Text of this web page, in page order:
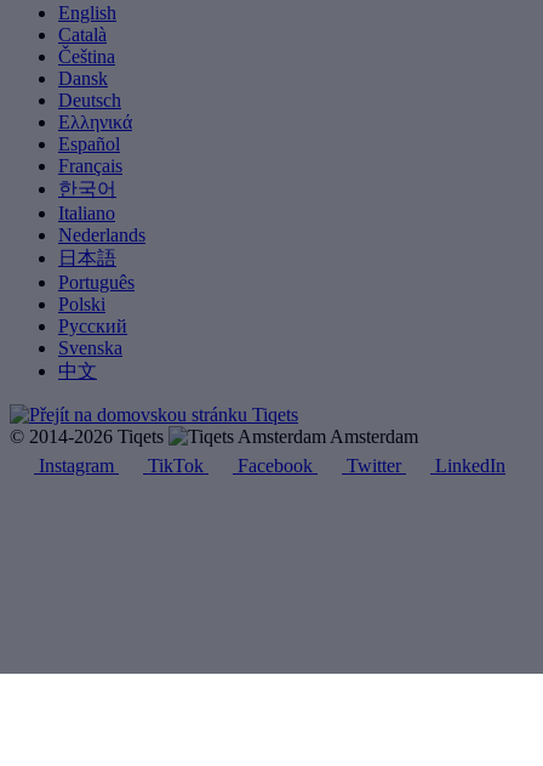
English
Català
Čeština
Dansk
Deutsch
Ελληνικά
Español
Français
한국어
Italiano
Nederlands
日本語
Português
Polski
Русский
Svenska
中文
© 2014-2026 Tiqets
Amsterdam
Instagram
TikTok Facebook Twitter LinkedIn